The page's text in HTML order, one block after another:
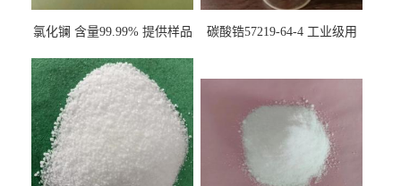
氯化镧 含量99.99% 提供样品
碳酸锆57219-64-4 工业级用